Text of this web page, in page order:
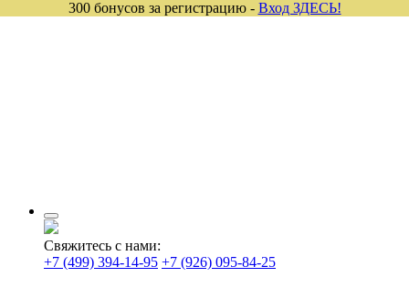
Свяжитесь с нами:
+7 (499) 394-14-95 +7 (926) 095-84-25
300 бонусов за регистрацию - Вход ЗДЕСЬ!